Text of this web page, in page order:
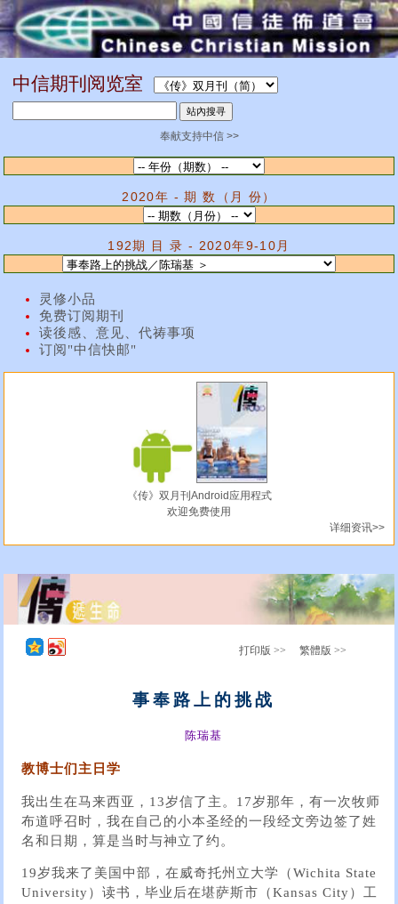
中信期刊阅览室
奉献支持中信 >>
2020年 - 期 数（月 份）
192期 目 录 - 2020年9-10月
灵修小品
免费订阅期刊
读後感、意见、代祷事项
订阅"中信快邮"
《传》双月刊Android应用程式
欢迎免费使用
详细资讯>>
打印版 >> 繁體版 >>
事奉路上的挑战
陈瑞基
教博士们主日学
我出生在马来西亚，13岁信了主。17岁那年，有一次牧师
布道呼召时，我在自己的小本圣经的一段经文旁边签了姓
名和日期，算是当时与神立了约。
19岁我来了美国中部，在威奇托州立大学（Wichita State
University）读书，毕业后在堪萨斯市（Kansas City）工